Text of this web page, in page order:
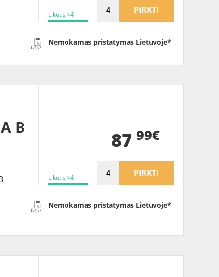
Likutis >4 PIRKTI
Nemokamas pristatymas Lietuvoje*
B
Likutis >4
87 99€
PIRKTI
Nemokamas pristatymas Lietuvoje*